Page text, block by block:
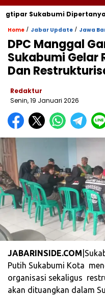
Sukabumi Dipertanyakan
Home / Jabar Update / Jawa
DPC Manggal
Sukabumi Gelar
Dan
Redaktur
Senin, 19 Januari 2026
JABARINSIDE.COM
Putih Sukabumi Kota
organisasi sekaligus
akan dituangkan dalam